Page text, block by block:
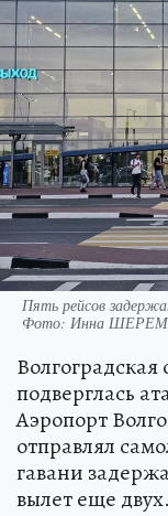
Пять рейсов
Фото: Инна
Волгоградская
подверглась
Аэропорт
отправлял
гавани
вылет еще двух.